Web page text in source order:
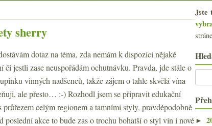
sherry
dotaz na téma, zda nemám k dispozici nějaké
či jestli zase neuspořádám ochutnávku. Pravda, jde stále o
vinných nadšenců, takže zájem o tahle skvělá vína
ale přesto… :-) Rozhodl jsem se připravit edukační
průřezem celým regionem a tamními styly, pravděpodobně
poslední akce to bude zas o trochu bohatší o styl vín i nové
Jste
►